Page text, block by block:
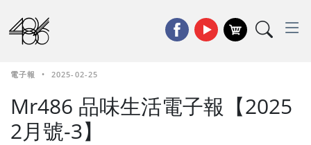
電子報 • 2025-02-25
Mr486 品味生活電子報【2025
2月號-3】